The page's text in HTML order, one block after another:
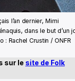
l’an dernier, Mimi
dans le but d’un
: Rachel Crustin / ONFR
sur le site de Folk